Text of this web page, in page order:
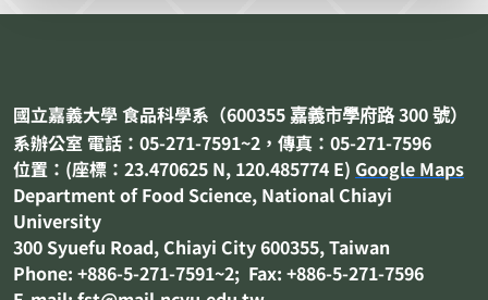
國立嘉義大學 食品科學系（600355 嘉義市學府路300 號）
系辦公室 電話：05-271-7591~2，傳真：05-271-7596
位置：(座標：23.470625 N, 120.485774 E) Google Maps
Department ofFood Science, National Chiayi
University
300 Syuefu Road, Chiayi City 600355, Taiwan
Phone: +886-5-271-7591~2; Fax: +886-5-271-7596